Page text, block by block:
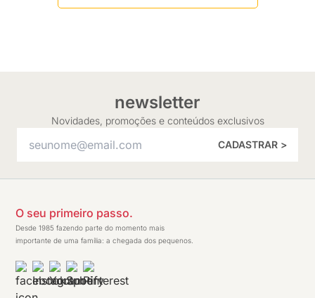
newsletter
Novidades, promoções e conteúdos exclusivos
CADASTRAR >
O seu primeiro passo.
Desde 1985 fazendo parte do momento mais
importante de uma família: a chegada dos pequenos.